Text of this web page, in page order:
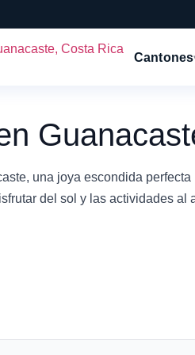
Cantones
una joya escondida
del sol y las actividades